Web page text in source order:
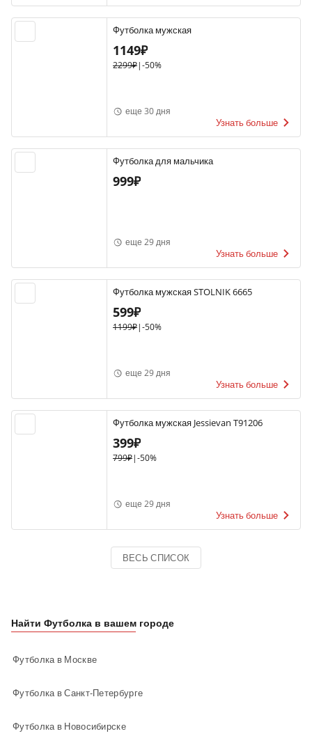
Футболка мужская
1149₽
2299₽|-50%
еще 30 дня
Узнать больше
Футболка для мальчика
999₽
еще 29 дня
Узнать больше
Футболка мужская STOLNIK 6665
599₽
1199₽|-50%
еще 29 дня
Узнать больше
Футболка мужская Jessievan T91206
399₽
799₽|-50%
еще 29 дня
Узнать больше
ВЕСЬ СПИСОК
Найти Футболка в вашем городе
Футболка в Москве
Футболка в Санкт-Петербурге
Футболка в Новосибирске